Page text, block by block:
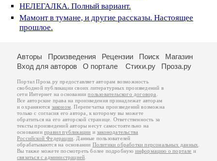
НЕЛЕГАЛКА. Полный вариант.
Мамонт в тумане, и другие рассказы. Настоящее
прошлое.
Авторы Произведения Рецензии Поиск
Магазин
Вход для авторов
О портале Стихи.ру Проза.ру
Портал Проза.ру предоставляет авторам возможность
свободной публикации своих литературных произведений в
сети Интернет на основаниипользовательского договора.
Все авторские права на произведения принадлежат авторам
и охраняются законом. Перепечатка произведений возможна
только с согласия его автора, к которому вы можете
обратиться на его авторской странице. Ответственность за
тексты произведений авторы несут самостоятельно на
основанииправил публикации изаконодательства
Российской Федерации. Данные пользователей
обрабатываются на основании Политики обработки персональных данных.
Вы также можете посмотреть более подробную информацию о портале и
связаться с администрацией.